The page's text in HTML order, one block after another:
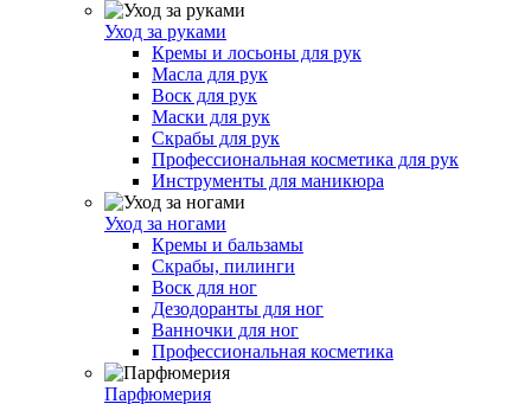
Уход за руками
Кремы и лосьоны для рук
Масла для рук
Воск для рук
Маски для рук
Скрабы для рук
Профессиональная косметика для рук
Инструменты для маникюра
Уход за ногами
Кремы и бальзамы
Скрабы, пилинги
Воск для ног
Дезодоранты для ног
Ванночки для ног
Профессиональная косметика
Парфюмерия